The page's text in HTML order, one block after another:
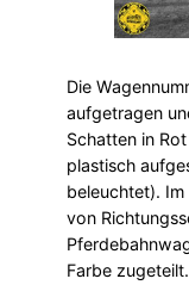
Die
aufgetragen
Schatten in
plastisch
beleuchtet).
von
Farbe